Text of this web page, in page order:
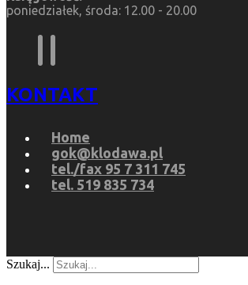
poniedziałek, środa: 12.00 - 20.00
KONTAKT
Home
gok@klodawa.pl
tel./fax 95 7 311 745
tel. 519 835 734
Szukaj...